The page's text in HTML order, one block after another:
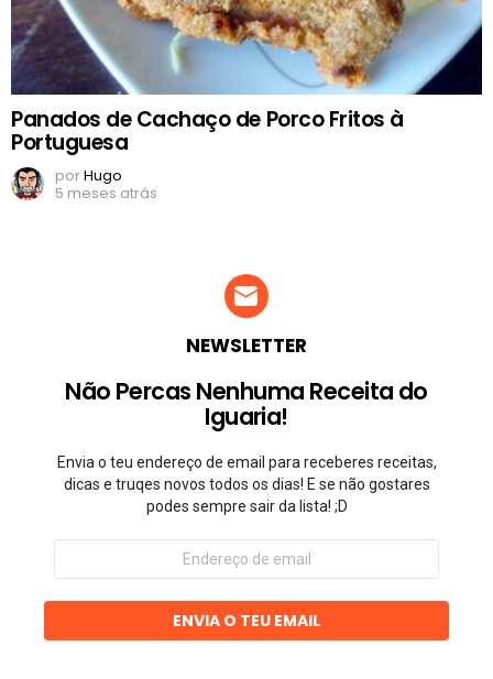
Panados de Cachaço de Porco Fritos à
Portuguesa
porHugo
5 meses atrás
NEWSLETTER
Não Percas Nenhuma Receita do
Iguaria!
Envia o teu endereço de email para receberes receitas,
dicas e truqes novos todos os dias! E se não gostares
podes sempre sair da lista! ;D
Endereço
email
ENVIA O TEU EMAIL